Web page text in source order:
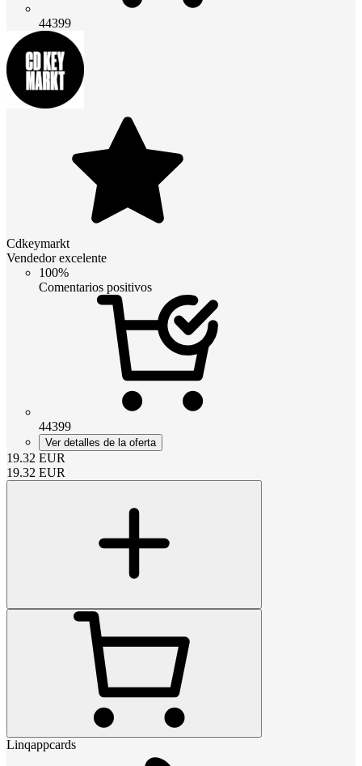
44399
Cdkeymarkt
Vendedor excelente
100%
Comentarios positivos
44399
Ver detalles de la oferta
19.32 EUR
19.32 EUR
Linqappcards